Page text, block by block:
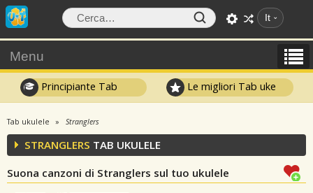
It
Menu
Principiante Tab Le migliori Tab uke
Tab ukulele Stranglers
STRANGLERS TAB UKULELE
Suona canzoni di Stranglers sul tuo ukulele